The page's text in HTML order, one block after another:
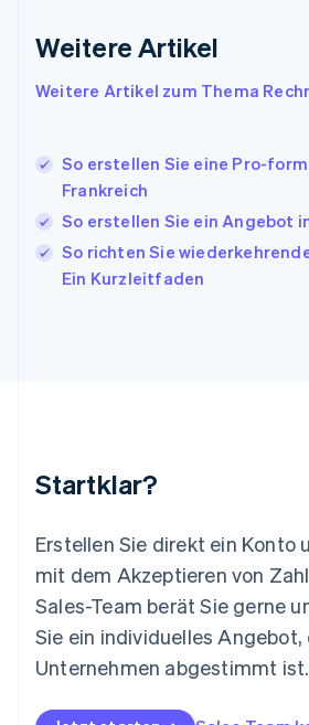
Weitere Artikel
Weitere Artikel zum Thema
So erstellen Sie eine Pro-
Frankreich
So erstellen Sie ein Angebot
So richten Sie
Ein Kurzleitfaden
Startklar?
Erstellen Sie direkt ein Konto
mit dem Akzeptieren von
Sales-Team berät Sie gerne
Sie ein individuelles Angebot,
Unternehmen abgestimmt ist.
Japan
Kanada
EnglishItaliano
Lettland
Liechtenstein
DeutschEnglish
Litauen
Español English
Niederlande
NederlandsEnglish
English
Österreich
Deutsch
Polen